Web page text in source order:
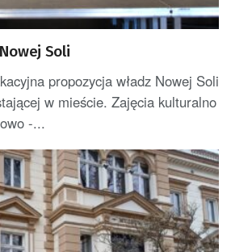
Soli
propozycja władz Nowej Soli
w mieście. Zajęcia kulturalno
-...